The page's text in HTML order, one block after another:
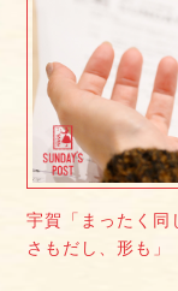
宇賀「まったく同
さもだし、形も」